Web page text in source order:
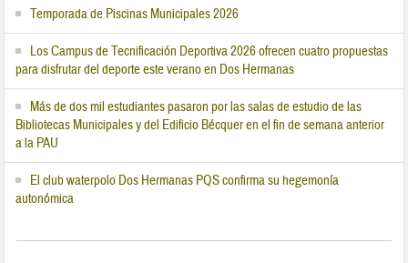
Temporada de Piscinas Municipales 2026
Los Campus de Tecnificación Deportiva 2026 ofrecen cuatro propuestas
para disfrutar del deporte este verano en Dos Hermanas
Más de dos mil estudiantes pasaron por las salas de estudio de las
Bibliotecas Municipales y del Edificio Bécquer en el fin de semana anterior
a la PAU
El club waterpolo Dos Hermanas PQS confirma su hegemonía
autonómica